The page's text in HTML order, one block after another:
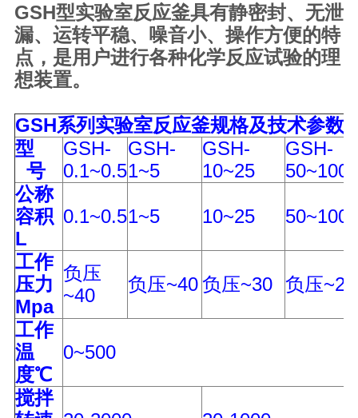
GSH型实验室反应釜具有静密封、无泄
漏、运转平稳、噪音小、操作方便的特
点，是用户进行各种化学反应试验的理
想装置。
GSH系列实验室反应釜规格及技术参数
型
号
GSH-
0.1~0.5
GSH-
1~5
GSH-
10~25
GSH-
50~100
公称
容积
L
0.1~0.51~5 10~25 50~100
工作
压力
Mpa
负压
~40
负压~40负压~30 负压~20
工作
温
度℃
0~500
搅拌